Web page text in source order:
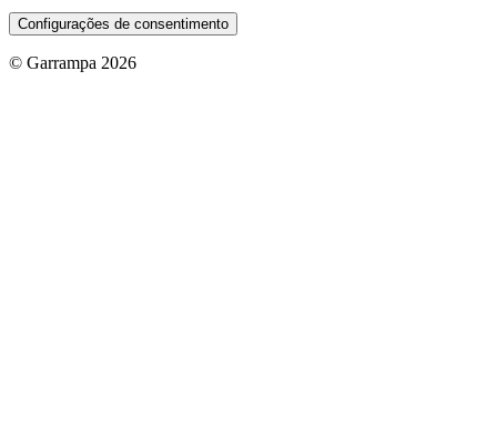
Configurações de consentimento
© Garrampa 2026